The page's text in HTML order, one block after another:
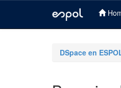
DSpace en